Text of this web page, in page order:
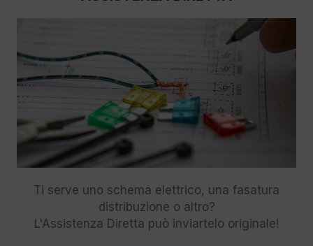
Ti serve uno schema elettrico, una fasatura
distribuzione o altro?
L'Assistenza Diretta può inviartelo originale!